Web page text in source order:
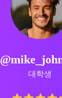
대학생